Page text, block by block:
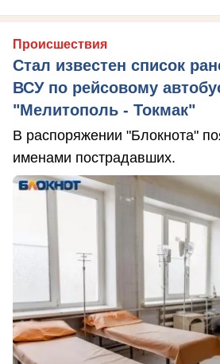
Происшествия
Стал известен список
ВСУ по рейсовому
"Мелитополь - Токмак"
В распоряжении "Блокнота"
именами пострадавших.